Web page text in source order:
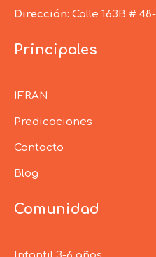
Dirección: Calle 163B #
Principales
IFRAN
Predicaciones
Contacto
Blog
Comunidad